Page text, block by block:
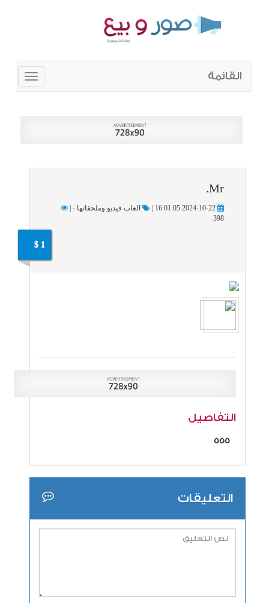
Toggle
navigation
القائمة
العاب فيديو وملحقاتها - |
التفاصيل
التعليقات